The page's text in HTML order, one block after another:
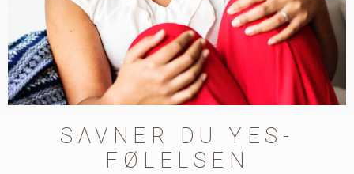
SAVNER DU YES-
FØLELSEN